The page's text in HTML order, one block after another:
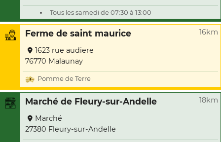
Tous les samedi de 07:30 à 13:00
Ferme de saint maurice 16km
1623 rue audiere
76770 Malaunay
Pomme de Terre
Marché de Fleury-sur-Andelle 18km
Marché
27380 Fleury-sur-Andelle